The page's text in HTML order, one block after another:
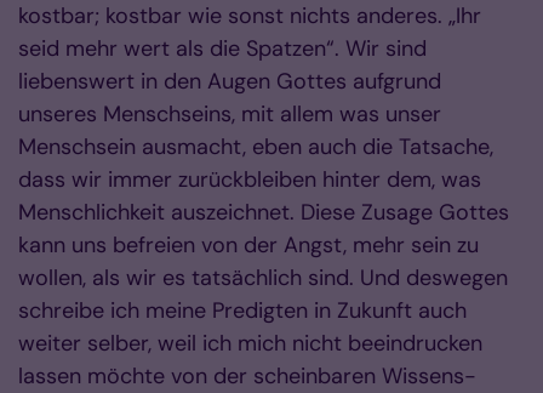
kostbar; kostbar wie sonst nichts anderes. „Ihr
seid mehr wert als die Spatzen“. Wir sind
liebenswert in den Augen Gottes aufgrund
unseres Menschseins, mit allem was unser
Menschsein ausmacht, eben auch die Tatsache,
dass wir immer zurückbleiben hinter dem, was
Menschlichkeit auszeichnet. Diese Zusage Gottes
kann uns befreien von der Angst, mehr sein zu
wollen, als wir es tatsächlich sind. Und deswegen
schreibe ich meine Predigten in Zukunft auch
weiter selber, weil ich mich nicht beeindrucken
lassen möchte von der scheinbaren Wissens-